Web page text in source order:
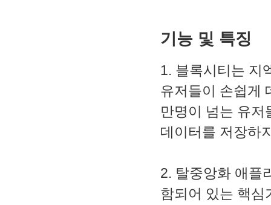
기능 및 특징
1. 블록시티는 지
유저들이 손쉽게
만명이 넘는 유저
데이터를 저장하
2. 탈중앙화 애플
함되어 있는 핵심